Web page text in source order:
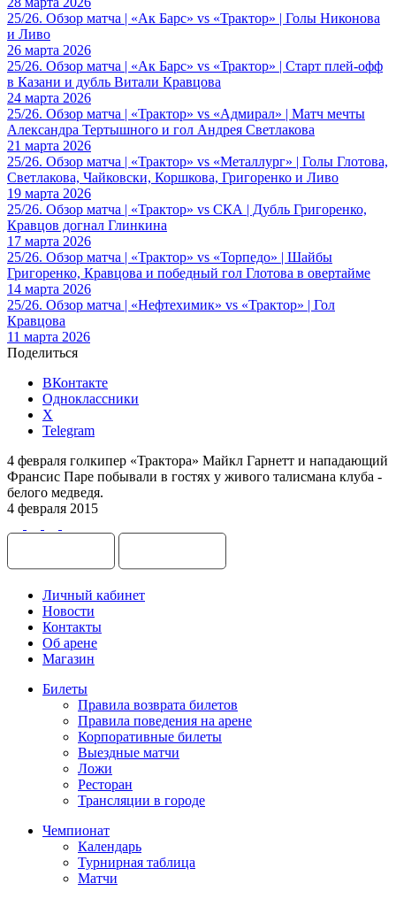
25/26. Обзор матча | «Ак Барс» vs «Трактор» | Голы Никонова
и Ливо
26 марта 2026
25/26. Обзор матча | «Ак Барс» vs «Трактор» | Старт плей-офф
в Казани и дубль Витали Кравцова
24 марта 2026
25/26. Обзор матча | «Трактор» vs «Адмирал» | Матч мечты
Александра Тертышного и гол Андрея Светлакова
21 марта 2026
25/26. Обзор матча | «Трактор» vs «Металлург» | Голы Глотова,
Светлакова, Чайковски, Коршкова, Григоренко и Ливо
19 марта 2026
25/26. Обзор матча | «Трактор» vs СКА | Дубль Григоренко,
Кравцов догнал Глинкина
17 марта 2026
25/26. Обзор матча | «Трактор» vs «Торпедо» | Шайбы
Григоренко, Кравцова и победный гол Глотова в овертайме
14 марта 2026
25/26. Обзор матча | «Нефтехимик» vs «Трактор» | Гол
Кравцова
11 марта 2026
Поделиться
ВКонтакте
Одноклассники
X
Telegram
4 февраля голкипер «Трактора» Майкл Гарнетт и нападающий
Франсис Паре побывали в гостях у живого талисмана клуба -
белого медведя.
4 февраля 2015
Личный кабинет
Новости
Контакты
Об арене
Магазин
Билеты
Правила возврата билетов
Правила поведения на арене
Корпоративные билеты
Выездные матчи
Ложи
Ресторан
Трансляции в городе
Чемпионат
Календарь
Турнирная таблица
Матчи